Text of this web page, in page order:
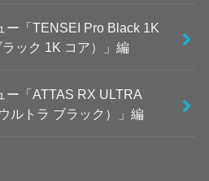
ー「TENSEI Pro Black 1K
ック 1K コア）」編
ー「ATTAS RX ULTRA
ルトラ ブラック）」編